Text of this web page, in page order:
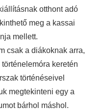
otthont adó
meg a kassai
mellett.
csak a diákoknak arra,
keretén
történéseivel
megtekinteni egy a
bárhol máshol.